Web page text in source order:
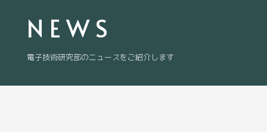
NEWS
電子技術研究部のニュースをご紹介します